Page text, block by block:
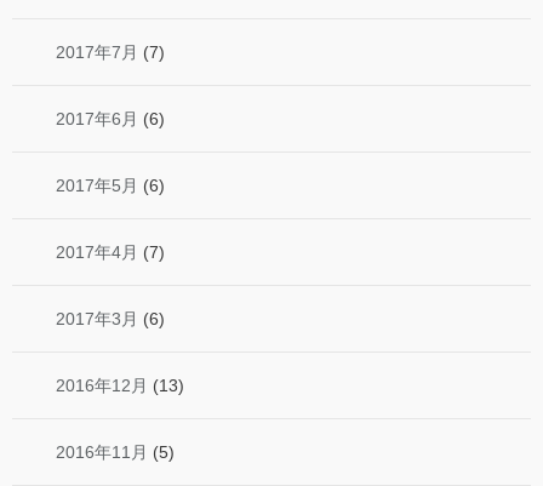
2017年7月 (7)
2017年6月 (6)
2017年5月 (6)
2017年4月 (7)
2017年3月 (6)
2016年12月 (13)
2016年11月 (5)